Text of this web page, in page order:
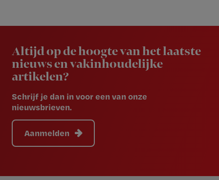
Altijd op de hoogte van het laatste
nieuws en vakinhoudelijke
artikelen?
Schrijf je dan in voor een van onze
nieuwsbrieven.
Aanmelden